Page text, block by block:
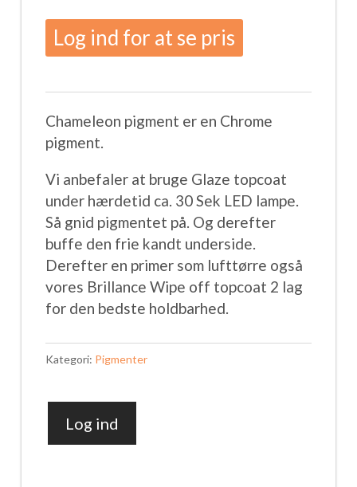
Log ind for at se pris
Chameleon pigment er en Chrome
pigment.
Vi anbefaler at bruge Glaze topcoat
under hærdetid ca. 30 Sek LED lampe.
Så gnid pigmentet på. Og derefter
buffe den frie kandt underside.
Derefter en primer som lufttørre også
vores Brillance Wipe off topcoat 2 lag
for den bedste holdbarhed.
Kategori: Pigmenter
Chameleon
Log ind